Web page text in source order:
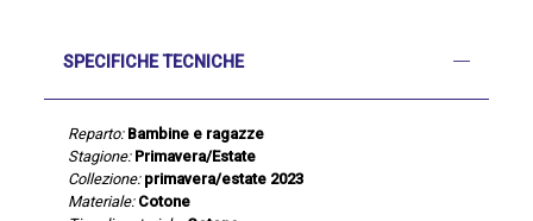
SPECIFICHE TECNICHE
Reparto: Bambine e ragazze
Stagione: Primavera/Estate
Collezione: primavera/estate 2023
Materiale: Cotone